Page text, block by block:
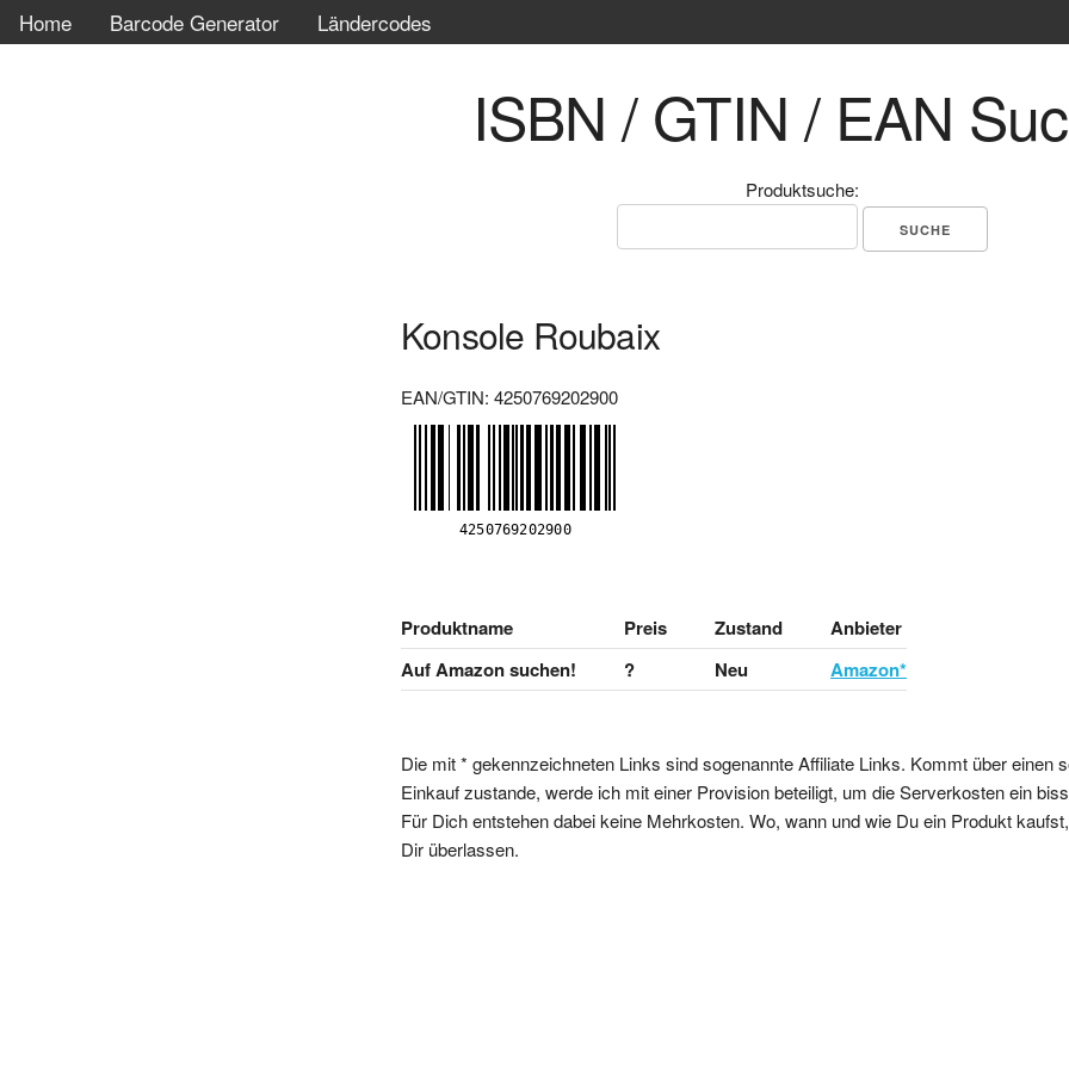
Home Barcode Generator Ländercodes
ISBN / GTIN / EAN
Produktsuche:
Konsole Roubaix
EAN/GTIN: 4250769202900
Produktname Preis Zustand
Anbieter
Auf Amazon suchen!
? Neu Amazon*
Die mit * gekennzeichneten Links sind sogenannte Affiliate Links. Kommt über einen
Einkauf zustande, werde ich mit einer Provision beteiligt, um die Serverkosten ein
Für Dich entstehen dabei keine Mehrkosten. Wo, wann und wie Du ein Produkt
Dir überlassen.